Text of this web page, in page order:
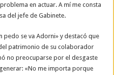
en actuar. A mí me consta
del jefe de Gabinete.
pedo se va Adorni» y destacó que
patrimonio de su colaborador
no preocuparse por el desgaste
«No me importa porque